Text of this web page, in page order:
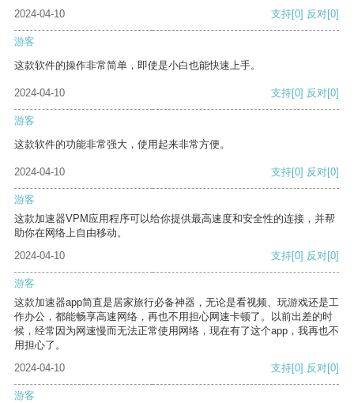
2024-04-10
支持[0] 反对[0]
游客
这款软件的操作非常简单，即使是小白也能快速上手。
2024-04-10 支持[0] 反对[0]
游客
这款软件的功能非常强大，使用起来非常方便。
2024-04-10 支持[0] 反对[0]
游客
这款加速器VPM应用程序可以给你提供最高速度和安全性的连接，并帮
助你在网络上自由移动。
2024-04-10
支持[0] 反对[0]
游客
这款加速器app简直是居家旅行必备神器，无论是看视频、玩游戏还是工
作办公，都能畅享高速网络，再也不用担心网速卡顿了。以前出差的时
候，经常因为网速慢而无法正常使用网络，现在有了这个app，我再也不
用担心了。
2024-04-10
支持[0] 反对[0]
游客